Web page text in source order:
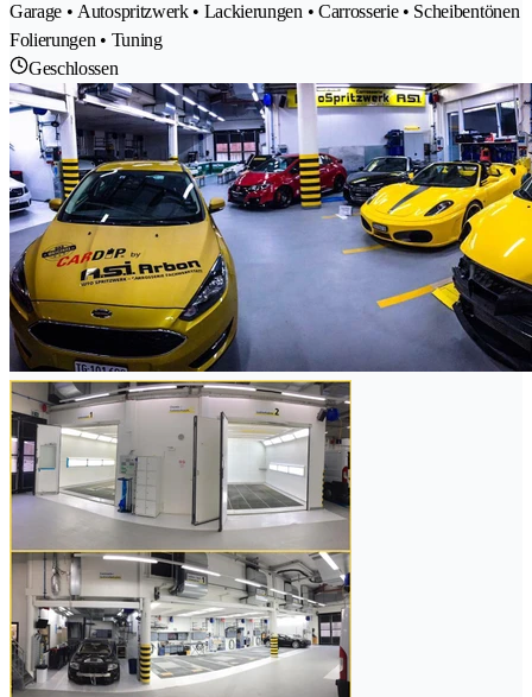
Garage • Autospritzwerk • Lackierungen • Carrosserie • Scheibentönen
Folierungen • Tuning
Geschlossen